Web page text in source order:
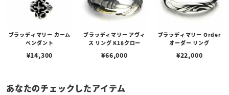
ブラッディマリー カーム
ペンダント
¥14,300
ブラッディマリー アヴィ
ス リング K18クロー
¥66,000
ブラッディマリー Order
オーダー リング
¥22,000
あなたのチェックしたアイテム